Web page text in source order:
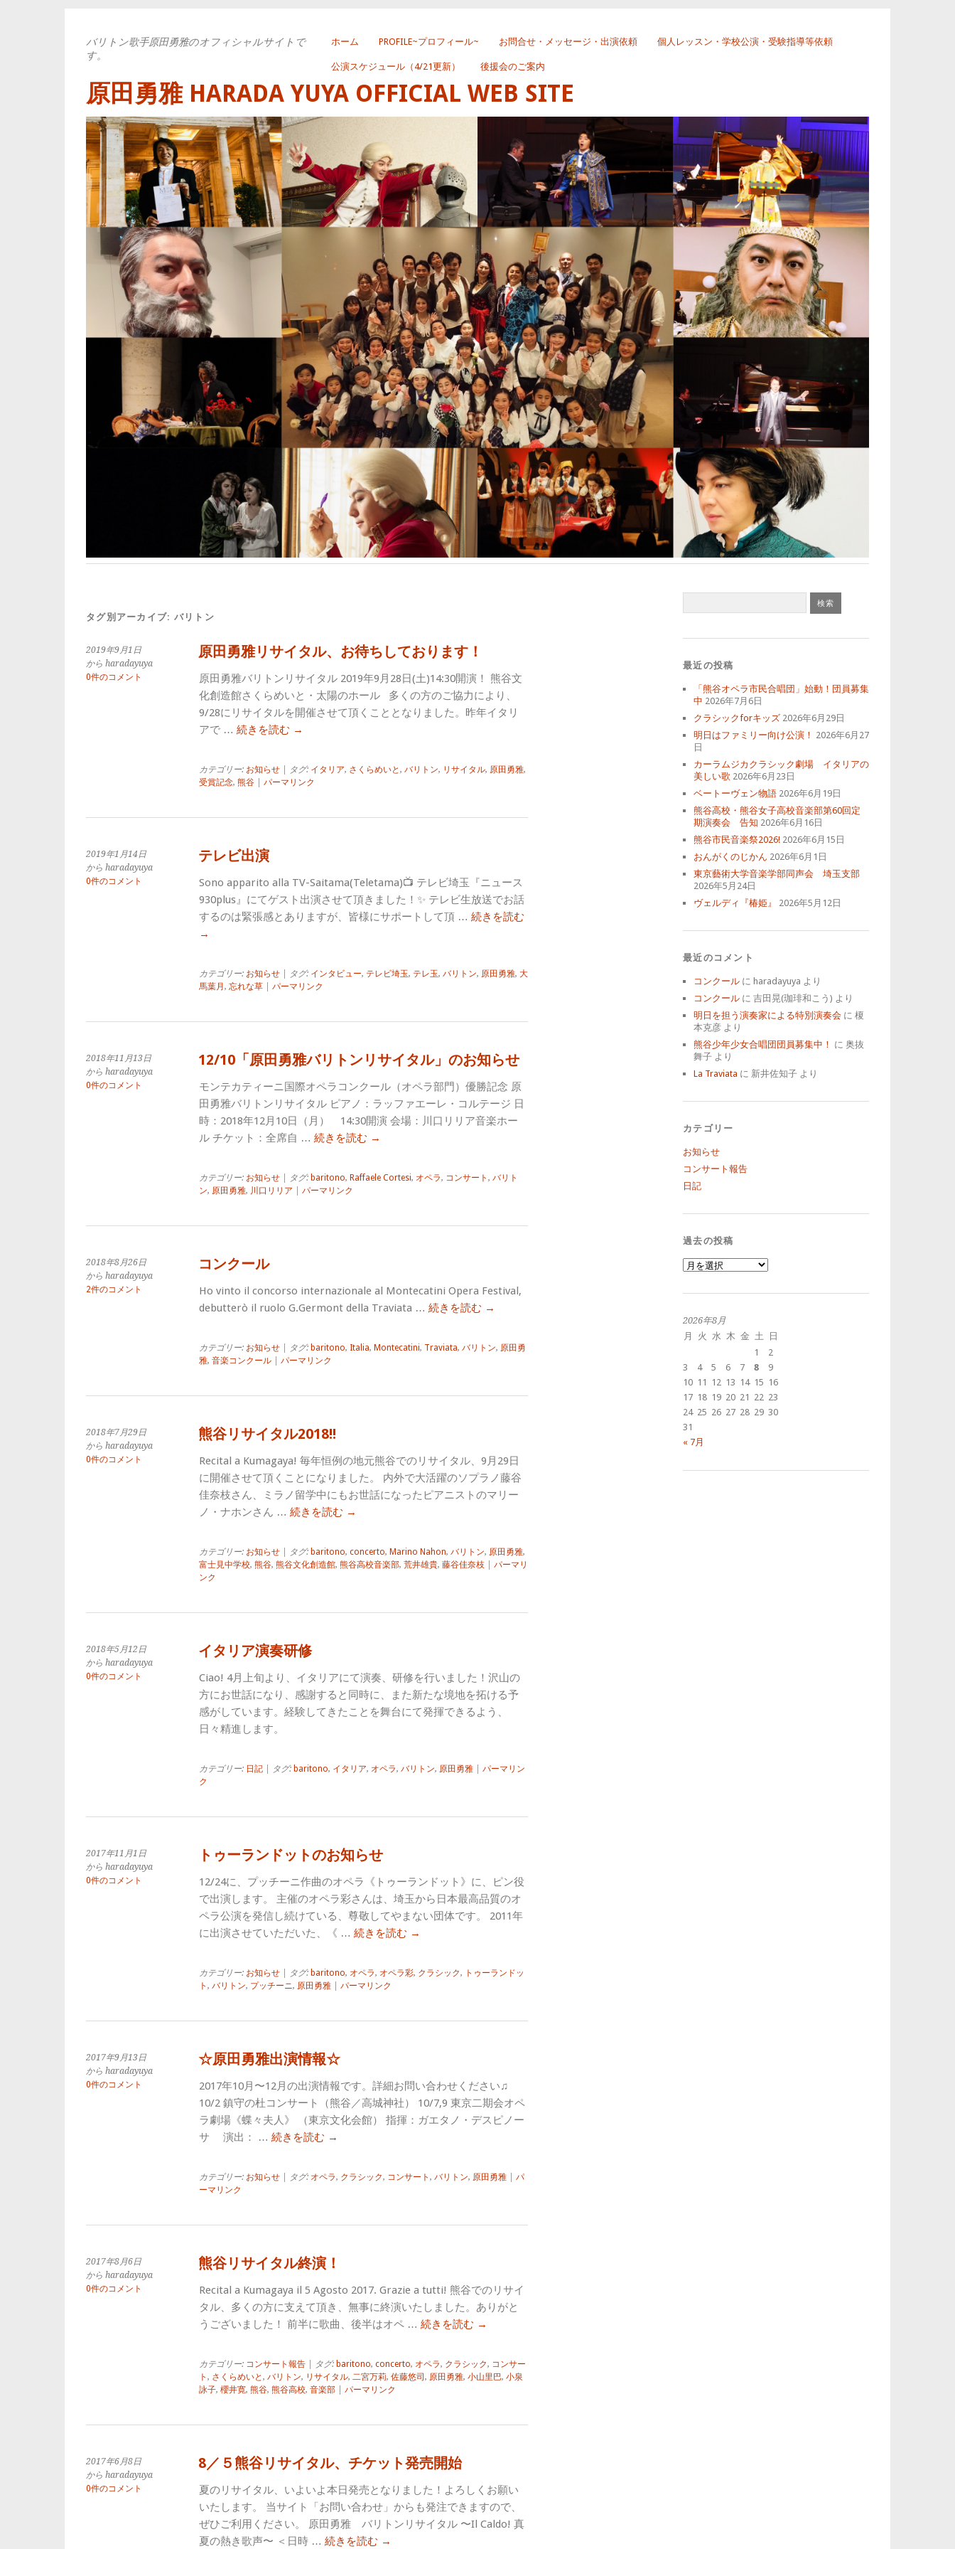
ホーム PROFILE~プロフィール~ お問合せ・メッセージ・出演依頼 個人レッスン・学校公演・受験指導等依頼
公演スケジュール（4/21更新） 後援会のご案内
原田勇雅 HARADA YUYA OFFICIAL WEB SITE
バリトン歌手原田勇雅のオフィシャルサイトで
す。
タグ別アーカイブ: バリトン
2019年9月1日
から haradayuya
0件のコメント
原田勇雅リサイタル、お待ちしております！
原田勇雅バリトンリサイタル 2019年9月28日(土)14:30開演！ 熊谷文
化創造館さくらめいと・太陽のホール 多くの方のご協力により、
9/28にリサイタルを開催させて頂くこととなりました。昨年イタリ
アで … 続きを読む →
カテゴリー: お知らせ| タグ: イタリア, さくらめいと, バリトン, リサイタル, 原田勇雅,
受賞記念, 熊谷| パーマリンク
2019年1月14日
から haradayuya
0件のコメント
テレビ出演
Sono apparito alla TV-Saitama(Teletama)📺 テレビ埼玉『ニュース
930plus』にてゲスト出演させて頂きました！✨ テレビ生放送でお話
するのは緊張感とありますが、皆様にサポートして頂 … 続きを読む
→
カテゴリー: お知らせ| タグ: インタビュー, テレビ埼玉, テレ玉, バリトン, 原田勇雅, 大
馬葉月, 忘れな草| パーマリンク
2018年11月13日
から haradayuya
0件のコメント
12/10「原田勇雅バリトンリサイタル」のお知らせ
モンテカティーニ国際オペラコンクール（オペラ部門）優勝記念 原
田勇雅バリトンリサイタル ピアノ：ラッファエーレ・コルテージ 日
時：2018年12月10日（月） 14:30開演 会場：川口リリア音楽ホー
ル チケット：全席自 … 続きを読む →
カテゴリー: お知らせ| タグ: baritono, Raffaele Cortesi, オペラ, コンサート , バリト
ン, 原田勇雅, 川口リリア パーマリンク
2018年8月26日
から haradayuya
2件のコメント
コンクール
Ho vinto il concorso internazionale al Montecatini Opera Festival,
debutterò il ruolo G.Germont della Traviata … 続きを読む →
カテゴリー: お知らせ| タグ: baritono, Italia, Montecatini, Traviata, バリトン, 原田勇
雅, 音楽コンクール| パーマリンク
2018年7月29日
から haradayuya
0件のコメント
熊谷リサイタル2018!!
Recital a Kumagaya! 毎年恒例の地元熊谷でのリサイタル、9月29日
に開催させて頂くことになりました。 内外で大活躍のソプラノ藤谷
佳奈枝さん、ミラノ留学中にもお世話になったピアニストのマリー
ノ・ナホンさん … 続きを読む →
カテゴリー: お知らせ| タグ: baritono, concerto, Marino Nahon, バリトン, 原田勇雅,
富士見中学校, 熊谷, 熊谷文化創造館, 熊谷高校音楽部, 荒井雄貴, 藤谷佳奈枝| パーマリ
ンク
2018年5月12日
から haradayuya
0件のコメント
イタリア演奏研修
Ciao! 4月上旬より、イタリアにて演奏、研修を行いました！沢山の
方にお世話になり、感謝すると同時に、また新たな境地を拓ける予
感がしています。経験してきたことを舞台にて発揮できるよう、
日々精進します。
カテゴリー: 日記| タグ: baritono, イタリア, オペラ, バリトン, 原田勇雅| パーマリン
ク
2017年11月1日
から haradayuya
0件のコメント
トゥーランドットのお知らせ
12/24に、プッチーニ作曲のオペラ《トゥーランドット》に、ピン役
で出演します。 主催のオペラ彩さんは、埼玉から日本最高品質のオ
ペラ公演を発信し続けている、尊敬してやまない団体です。 2011年
に出演させていただいた、《 … 続きを読む →
カテゴリー: お知らせ| タグ: baritono, オペラ, オペラ彩, クラシック, トゥーランドッ
ト , バリトン, プッチーニ, 原田勇雅| パーマリンク
2017年9月13日
から haradayuya
0件のコメント
☆原田勇雅出演情報☆
2017年10月〜12月の出演情報です。詳細お問い合わせください♫
10/2 鎮守の杜コンサート（熊谷／高城神社） 10/7,9 東京二期会オペ
ラ劇場《蝶々夫人》 （東京文化会館） 指揮：ガエタノ・デスピノー
サ 演出： … 続きを読む →
カテゴリー: お知らせ| タグ: オペラ, クラシック, コンサート , バリトン, 原田勇雅| パ
ーマリンク
2017年8月6日
から haradayuya
0件のコメント
熊谷リサイタル終演！
Recital a Kumagaya il 5 Agosto 2017. Grazie a tutti! 熊谷でのリサイ
タル、多くの方に支えて頂き、無事に終演いたしました。ありがと
うございました！ 前半に歌曲、後半はオペ … 続きを読む →
カテゴリー: コンサート報告| タグ: baritono, concerto, オペラ, クラシック, コンサー
ト , さくらめいと, バリトン, リサイタル, 二宮万莉, 佐藤悠司, 原田勇雅, 小山里巴, 小泉
詠子, 櫻井寛, 熊谷, 熊谷高校, 音楽部| パーマリンク
2017年6月8日
から haradayuya
0件のコメント
8／５熊谷リサイタル、チケット発売開始
夏のリサイタル、いよいよ本日発売となりました！よろしくお願い
いたします。 当サイト「お問い合わせ」からも発注できますので、
ぜひご利用ください。 原田勇雅 バリトンリサイタル 〜Il Caldo! 真
夏の熱き歌声〜 ＜日時 … 続きを読む →
最近の投稿
「熊谷オペラ市民合唱団」始動！団員募集
中 2026年7月6日
クラシックforキッズ 2026年6月29日
明日はファミリー向け公演！ 2026年6月27
日
カーラムジカクラシック劇場 イタリアの
美しい歌 2026年6月23日
ベートーヴェン物語 2026年6月19日
熊谷高校・熊谷女子高校音楽部第60回定
期演奏会 告知 2026年6月16日
熊谷市民音楽祭2026! 2026年6月15日
おんがくのじかん 2026年6月1日
東京藝術大学音楽学部同声会 埼玉支部
2026年5月24日
ヴェルディ『椿姫』
2026年5月12日
最近のコメント
コンクール に haradayuya より
コンクール に 吉田晃(珈琲和こう) より
明日を担う演奏家による特別演奏会 に 榎
本克彦 より
熊谷少年少女合唱団団員募集中！ に 奥抜
舞子 より
La Traviata に 新井佐知子 より
カテゴリー
お知らせ
コンサート報告
日記
過去の投稿
過
去
2026年8月
月
火 水 木 金 土
日
1
2
3
4 5 6 7 8
9
10 11 12 13 14 15 16
17 18 19 20 21 22 23
24 25 26 27 28 29 30
31
« 7月